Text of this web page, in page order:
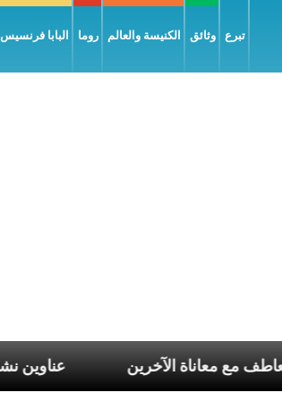
البابا فرنسيس روما الكنيسة والعالم وثائق تبرع
يبدأ بالتعاطف مع معاناة الآخرين